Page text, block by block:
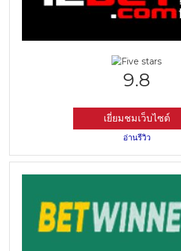
9.8
เยี่ยมชมเว็บไซต์
อ่านรีวิว